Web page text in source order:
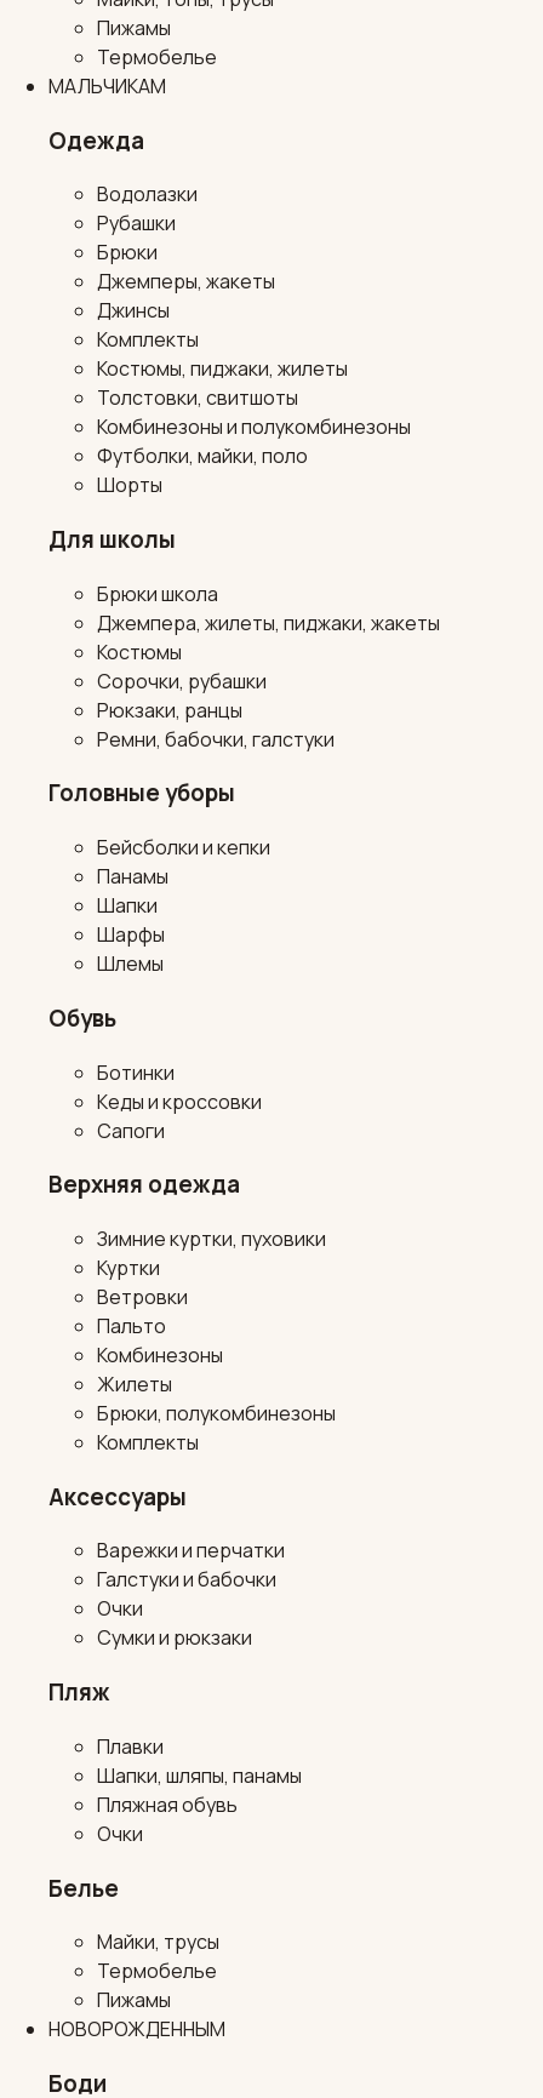
Пижамы
Термобелье
МАЛЬЧИКАМ
Одежда
Водолазки
Рубашки
Брюки
Джемперы, жакеты
Джинсы
Комплекты
Костюмы, пиджаки, жилеты
Толстовки, свитшоты
Комбинезоны и полукомбинезоны
Футболки, майки, поло
Шорты
Для школы
Брюки школа
Джемпера, жилеты, пиджаки, жакеты
Костюмы
Сорочки, рубашки
Рюкзаки, ранцы
Ремни, бабочки, галстуки
Головные уборы
Бейсболки и кепки
Панамы
Шапки
Шарфы
Шлемы
Обувь
Ботинки
Кеды и кроссовки
Сапоги
Верхняя одежда
Зимние куртки, пуховики
Куртки
Ветровки
Пальто
Комбинезоны
Жилеты
Брюки, полукомбинезоны
Комплекты
Аксессуары
Варежки и перчатки
Галстуки и бабочки
Очки
Сумки и рюкзаки
Пляж
Плавки
Шапки, шляпы, панамы
Пляжная обувь
Очки
Белье
Майки, трусы
Термобелье
Пижамы
НОВОРОЖДЕННЫМ
Боди